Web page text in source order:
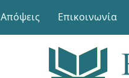
Απόψεις Επικοινωνία